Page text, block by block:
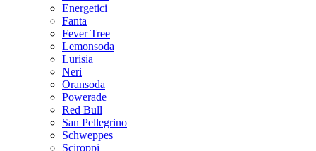
Energetici
Fanta
Fever Tree
Lemonsoda
Lurisia
Neri
Oransoda
Powerade
Red Bull
San Pellegrino
Schweppes
Sciroppi